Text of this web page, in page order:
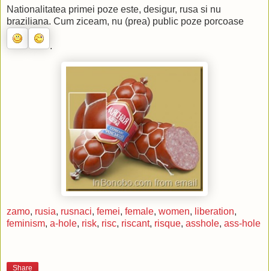
Nationalitatea primei poze este, desigur, rusa si nu
braziliana. Cum ziceam, nu (prea) public poze porcoase
.
zamo, rusia, rusnaci, femei, female, women, liberation,
feminism, a-hole, risk, risc, riscant, risque, asshole, ass-hole
Share